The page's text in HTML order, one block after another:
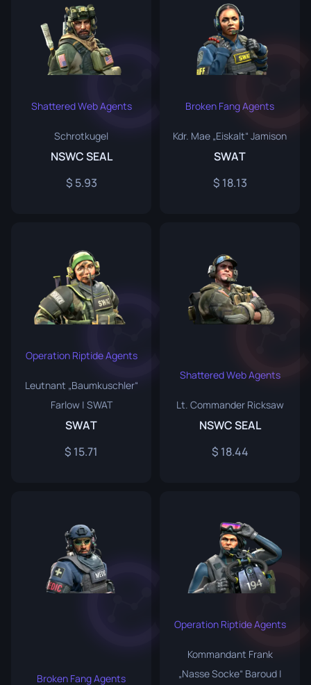
Shattered Web Agents
Schrotkugel
NSWC SEAL
5.93
Broken Fang Agents
Kdr. Mae „Eiskalt“ Jamison
SWAT
18.13
Operation Riptide Agents
Leutnant „Baumkuschler“
Farlow | SWAT
SWAT
15.71
Shattered Web Agents
Lt. Commander Ricksaw
NSWC SEAL
18.44
Broken Fang Agents
Operation Riptide Agents
Kommandant Frank
„Nasse Socke“ Baroud |